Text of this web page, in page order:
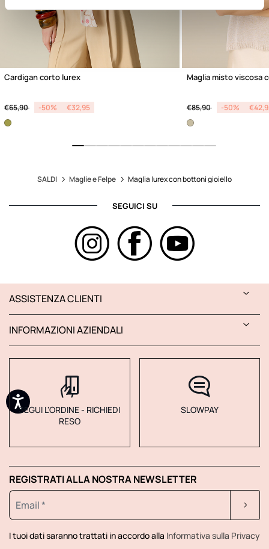
Cardigan corto lurex
Price reduced from
€65,90 to -50% €32,95
Maglia misto viscosa
Price reduced from
€85,90 to -50%
SALDI Maglie e Felpe Maglia lurex con bottoni gioiello
SEGUICI SU
ASSISTENZA CLIENTI
INFORMAZIONI AZIENDALI
SEGUI L'ORDINE - RICHIEDI
RESO
SLOWPAY
REGISTRATI ALLA NOSTRA NEWSLETTER
I tuoi dati saranno trattati in accordo alla Informativa sulla Privacy